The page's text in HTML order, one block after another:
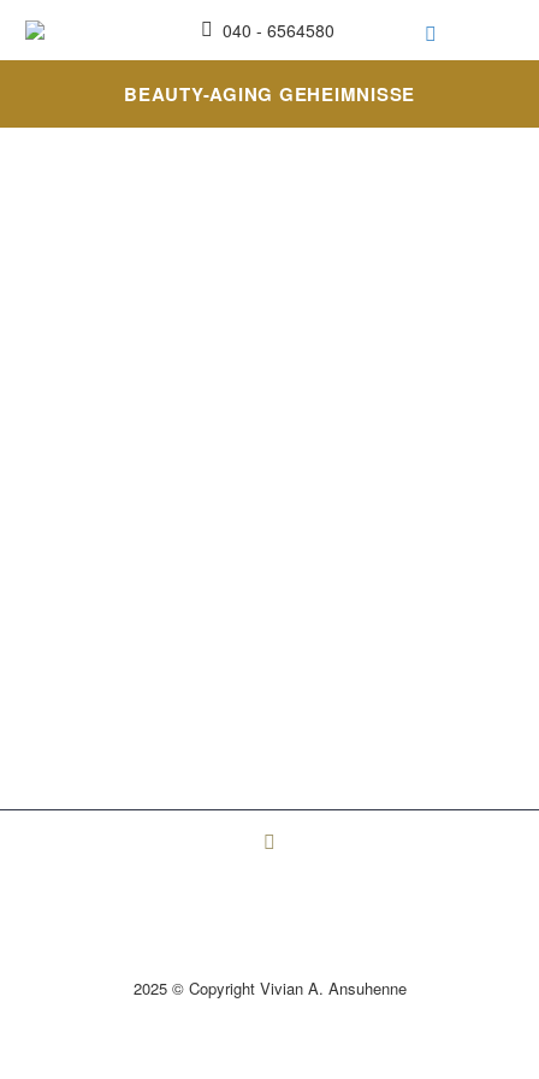
040 - 6564580
BEAUTY-AGING GEHEIMNISSE
2025 © Copyright Vivian A. Ansuhenne